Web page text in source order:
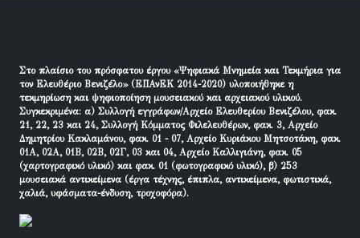
Στο πλαίσιο του πρόσφατου έργου «Ψηφιακά Μνημεία και Τεκμήρια για
τον Ελευθέριο Βενιζέλο» (ΕΠΑνΕΚ 2014-2020) υλοποιήθηκε η
τεκμηρίωση και ψηφιοποίηση μουσειακού και αρχειακού υλικού.
Συγκεκριμένα: α) Συλλογή εγγράφων/Αρχείο Ελευθερίου Βενιζέλου, φακ.
21, 22, 23 και 24, Συλλογή Κόμματος Φιλελευθέρων, φακ. 3, Αρχείο
Δημητρίου Κακλαμάνου, φακ. 01 - 07, Αρχείο Κυριάκου Μητσοτάκη, φακ.
01Α, 02Α, 01Β, 02Β, 02Γ, 03 και 04, Αρχείο Καλλιγιάνη, φακ. 05
(χαρτογραφικό υλικό) και φακ. 01 (φωτογραφικό υλικό), β) 253
μουσειακά αντικείμενα (έργα τέχνης, έπιπλα, αντικείμενα, φωτιστικά,
χαλιά, υφάσματα-ένδυση, τροχοφόρα).